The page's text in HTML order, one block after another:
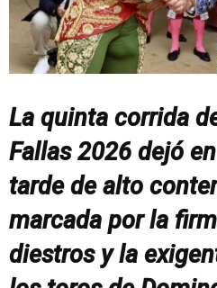
La quinta corrida
Fallas 2026 dejó
tarde de alto
marcada por la
diestros y la